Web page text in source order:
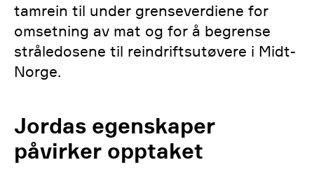
tamrein til under grenseverdiene for
omsetning av mat og for å begrense
stråledosene til reindriftsutøvere i Midt-
Norge.
Jordas egenskaper
påvirker opptaket